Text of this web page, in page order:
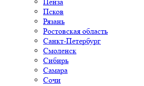
Псков
Рязань
Ростовская область
Санкт-Петербург
Смоленск
Сибирь
Самара
Сочи